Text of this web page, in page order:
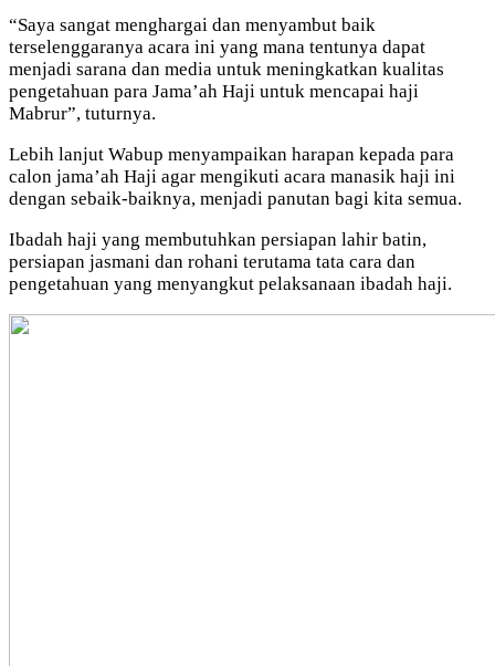
“Saya sangat menghargai dan menyambut baik
terselenggaranya acara ini yang mana tentunya dapat
menjadi sarana dan media untuk meningkatkan kualitas
pengetahuan para Jama’ah Haji untuk mencapai haji
Mabrur”, tuturnya.
Lebih lanjut Wabup menyampaikan harapan kepada para
calon jama’ah Haji agar mengikuti acara manasik haji ini
dengan sebaik-baiknya, menjadi panutan bagi kita semua.
Ibadah haji yang membutuhkan persiapan lahir batin,
persiapan jasmani dan rohani terutama tata cara dan
pengetahuan yang menyangkut pelaksanaan ibadah haji.